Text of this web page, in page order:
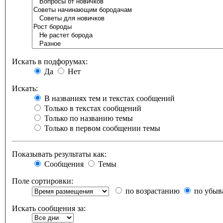
Искать в подфорумах:
Да
Нет
Искать:
В названиях тем и текстах сообщений
Только в текстах сообщений
Только по названию темы
Только в первом сообщении темы
Показывать результаты как:
Сообщения
Темы
Поле сортировки:
по возрастанию
по
Искать сообщения за: